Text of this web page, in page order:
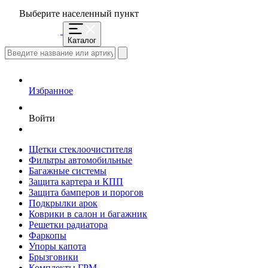
Выберите населенный пункт
Каталог
Избранное
Войти
Щетки стеклоочистителя
Фильтры автомобильные
Багажные системы
Защита картера и КПП
Защита бамперов и порогов
Подкрылки арок
Коврики в салон и багажник
Решетки радиатора
Фаркопы
Упоры капота
Брызговики